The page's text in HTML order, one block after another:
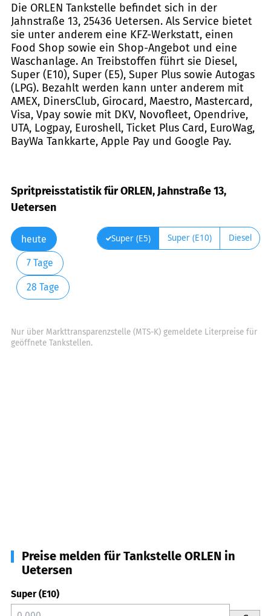
Die ORLEN Tankstelle befindet sich in der
Jahnstraße 13, 25436 Uetersen. Als Service bietet
sie unter anderem eine KFZ-Werkstatt, einen
Food Shop sowie ein Shop-Angebot und eine
Waschanlage. An Treibstoffen führt sie Diesel,
Super (E10), Super (E5), Super Plus sowie Autogas
(LPG). Bezahlt werden kann unter anderem mit
AMEX, DinersClub, Girocard, Maestro, Mastercard,
Visa, Vpay sowie mit DKV, Novofleet, Opendrive,
UTA, Logpay, Euroshell, Ticket Plus Card, EuroWag,
BayWa Tankkarte, Apple Pay und Google Pay.
Spritpreisstatistik für ORLEN, Jahnstraße 13,
Uetersen
heute
7 Tage
28 Tage
Super (E5) Super (E10) Diesel
Nur über Markttransparenzstelle (MTS-K) gemeldete Literpreise für
geöffnete Tankstellen.
Preise melden für Tankstelle ORLEN in
Uetersen
Super (E10)